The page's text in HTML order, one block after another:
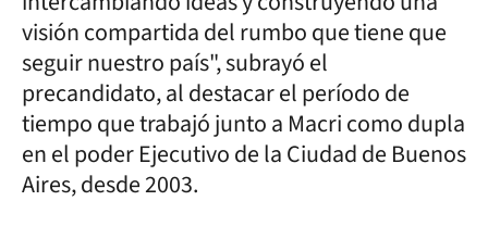
visión compartida del rumbo que tiene que
seguir nuestro país", subrayó el
precandidato, al destacar el período de
tiempo que trabajó junto a Macri como dupla
en el poder Ejecutivo de la Ciudad de Buenos
Aires, desde 2003.